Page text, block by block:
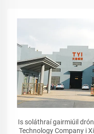
Is soláthraí gairmiúil
Technology Company i